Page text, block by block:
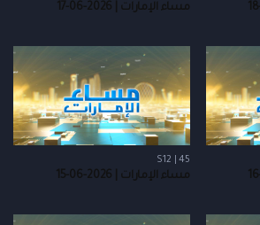
مساء الإمارات | 2026-06-17
S12 | 45
مساء الإمارات | 2026-06-15